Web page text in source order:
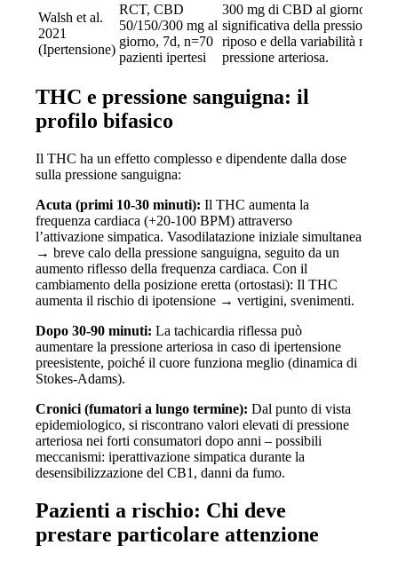
Walsh et al.
2021
(Ipertensione)
RCT, CBD
50/150/300 mg al
giorno, 7d, n=70
pazienti ipertesi
300 mg di CBD al giorno:
significativa della pressione
riposo e della variabilità
pressione arteriosa.
THC e pressione sanguigna: il
profilo bifasico
Il THC ha un effetto complesso e dipendente dalla dose
sulla pressione sanguigna:
Acuta (primi 10-30 minuti): Il THC aumenta la
frequenza cardiaca (+20-100 BPM) attraverso
l’attivazione simpatica. Vasodilatazione iniziale simultanea
→ breve calo della pressione sanguigna, seguito da un
aumento riflesso della frequenza cardiaca. Con il
cambiamento della posizione eretta (ortostasi): Il THC
aumenta il rischio di ipotensione → vertigini, svenimenti.
Dopo 30-90 minuti: La tachicardia riflessa può
aumentare la pressione arteriosa in caso di ipertensione
preesistente, poiché il cuore funziona meglio (dinamica di
Stokes-Adams).
Cronici (fumatori a lungo termine): Dal punto di vista
epidemiologico, si riscontrano valori elevati di pressione
arteriosa nei forti consumatori dopo anni – possibili
meccanismi: iperattivazione simpatica durante la
desensibilizzazione del CB1, danni da fumo.
Pazienti a rischio: Chi deve
prestare particolare attenzione